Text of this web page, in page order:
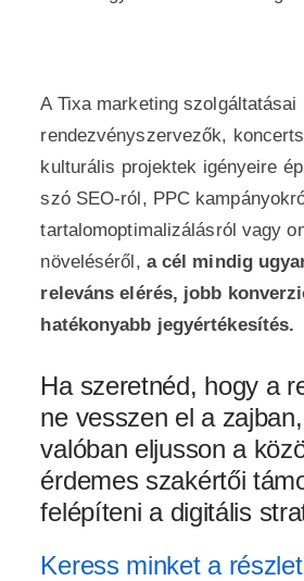
A Tixa marketing szolgáltatásai
rendezvényszervezők,
kulturális projektek igényeire
szó SEO-ról, PPC
tartalomoptimalizálásról vagy
növeléséről, a cél mindig
releváns elérés, jobb
hatékonyabb jegyértékesítés.
Ha szeretnéd, hogy a
ne vesszen el a
valóban eljusson a
érdemes szakértői
felépíteni a digitális
Keress minket a